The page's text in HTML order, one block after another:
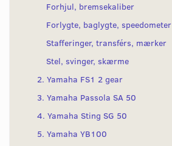
Forhjul, bremsekaliber
Forlygte, baglygte, speedometer
Stafferinger, transférs, mærker
Stel, svinger, skærme
2. Yamaha FS1 2 gear
3. Yamaha Passola SA 50
4. Yamaha Sting SG 50
5. Yamaha YB100